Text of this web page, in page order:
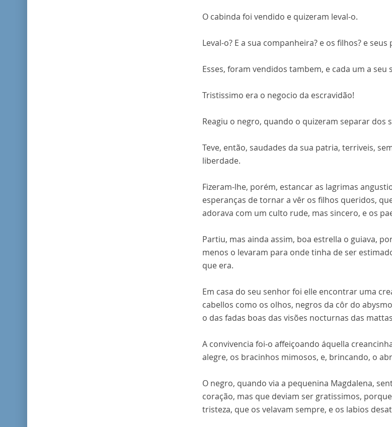
O cabinda foi vendido e quizeram leval-o.
Leval-o? E a sua companheira? e os filhos? e seus
Esses, foram vendidos tambem, e cada um a seu
Tristissimo era o negocio da escravidão!
Reagiu o negro, quando o quizeram separar dos
Teve, então, saudades da sua patria, terriveis,
liberdade.
Fizeram-lhe, porém, estancar as lagrimas
esperanças de tornar a vêr os filhos queridos,
adorava com um culto rude, mas sincero, e os
Partiu, mas ainda assim, boa estrella o guiava,
menos o levaram para onde tinha de ser
que era.
Em casa do seu senhor foi elle encontrar uma
cabellos como os olhos, negros da côr do
o das fadas boas das visões nocturnas das
A convivencia foi-o affeiçoando áquella
alegre, os bracinhos mimosos, e, brincando, o
O negro, quando via a pequenina Magdalena,
coração, mas que deviam ser gratissimos,
tristeza, que os velavam sempre, e os labios